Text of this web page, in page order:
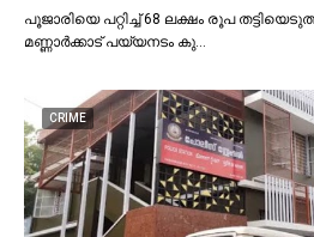
പൂജാരിയെ പറ്റിച്ച്‌ 68 ലക്ഷം രൂപ
മണ്ണാർക്കാട് പയ്യനടം കു…
CRIME